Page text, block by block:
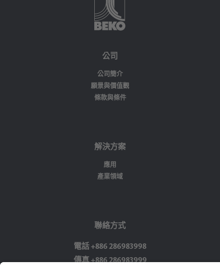
的服務，並供應易損件。我們的合格維修技術人員會於
24小時內回應損壞的補救措施。
服務協議的重要組成部分包括：
進行檢查，並在必要時調整與功能和安全相關的組件
完整的服務文件以及遵守意外預防規定
備品倉庫的種類齊備，備貨充足，能快速反應
公司
公司簡介
願景與價值觀
條款與條件
解決方案
應用
產業領域
聯絡方式
電話 +886 286983998
傳真 +886 286983999